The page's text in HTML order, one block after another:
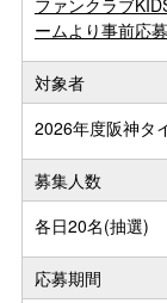
ファンクラブ
ームより事前応募
対象者
2026年度阪神タ
募集人数
各日20名(抽選)
応募期間